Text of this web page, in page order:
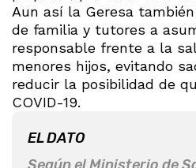
Aun así la Geresa
de familia y tutores a
responsable frente a la
menores hijos, evitando
reducir la posibilidad de
COVID-19.
EL DATO